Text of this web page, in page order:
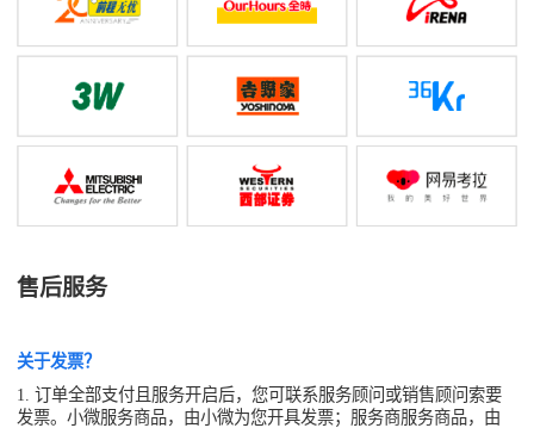
售后服务
关于发票？
1. 订单全部支付且服务开启后，您可联系服务顾问或销售顾问索要
发票。小微服务商品，由小微为您开具发票；服务商服务商品，由